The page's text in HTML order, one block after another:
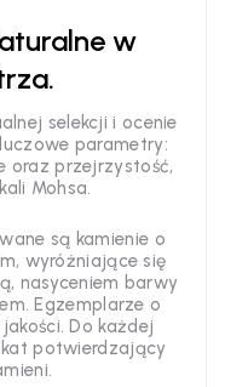
w
selekcji i ocenie
parametry:
oraz przejrzystość,
Mohsa.
są kamienie o
wyróżniające się
nasyceniem barwy
Egzemplarze o
Do każdej
potwierdzający